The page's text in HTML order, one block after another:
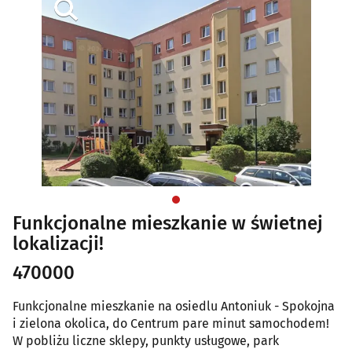
Funkcjonalne mieszkanie w świetnej
lokalizacji!
470000
Funkcjonalne mieszkanie na osiedlu Antoniuk - Spokojna
i zielona okolica, do Centrum pare minut samochodem!
W pobliżu liczne sklepy, punkty usługowe, park